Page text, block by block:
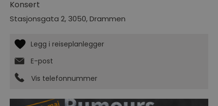
Konsert
Stasjonsgata 2, 3050,Drammen
E-post
Vis telefonnummer